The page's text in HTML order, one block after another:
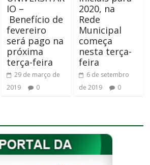
IO –
Benefício de
fevereiro
será pago na
próxima
terça-feira
29 de março de
2019
0
2020, na
Rede
Municipal
começa
nesta terça-
feira
6 de setembro
de 2019
0